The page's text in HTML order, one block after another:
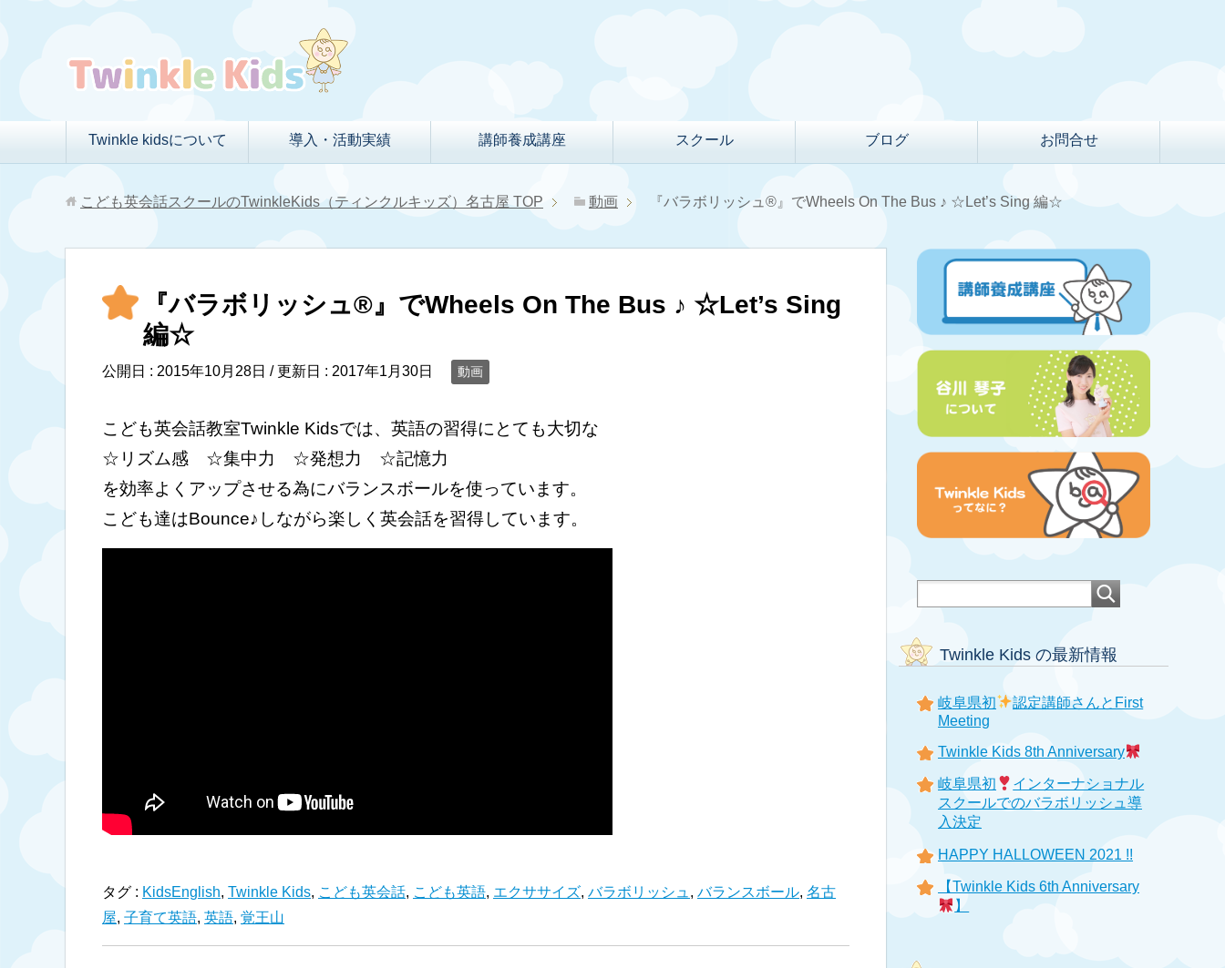
Twinkle kidsについて 導入・活動実績 講師養成講座 スクール ブログ お問合せ
こども英会話スクールのTwinkleKids（ティンクルキッズ）名古屋 TOP 動画 『バラボリッシュ®』でWheels On The Bus ♪ ☆Let’s Sing 編☆
『バラボリッシュ®』でWheels On The Bus ♪ ☆Let’s Sing
編☆
公開日 : 2015年10月28日 / 更新日 : 2017年1月30日 動画
こども英会話教室Twinkle Kidsでは、 英語の習得にとても大切な
☆リズム感 ☆集中力 ☆発想力 ☆記憶力
を効率よくアップさせる為にバランスボールを使っています。
こども達はBounce♪しながら楽しく英会話を習得しています。
タグ : KidsEnglish, Twinkle Kids, こども英会話, こども英語, エクササイズ, バラボリッシュ , バランスボール, 名古
屋, 子育て英語, 英語, 覚王山
Twinkle Kids の最新情報
岐阜県初
認定講師さんとFirst
Meeting
Twinkle Kids 8th Anniversary
岐阜県初
インターナショナル
スクールでのバラボリッシュ導
入決定
HAPPY HALLOWEEN 2021 !!
【Twinkle Kids 6th Anniversary
】